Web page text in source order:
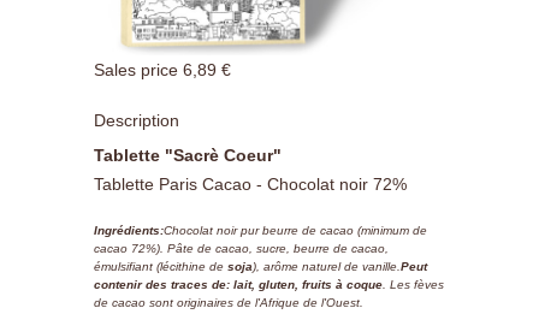
Sales price 6,89 €
Description
Tablette "Sacrè Coeur"
Tablette Paris Cacao - Chocolat noir 72%
Ingrédients:Chocolat noir pur beurre de cacao (minimum de
cacao 72%). Pâte de cacao, sucre, beurre de cacao,
émulsifiant (lécithine de soja), arôme naturel de vanille. Peut
contenir des traces de: lait, gluten, fruits à coque . Les fèves
de cacao sont originaires de l'Afrique de l'Ouest.